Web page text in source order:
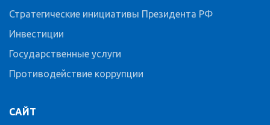
Стратегические инициативы Президента РФ
Инвестиции
Государственные услуги
Противодействие коррупции
САЙТ